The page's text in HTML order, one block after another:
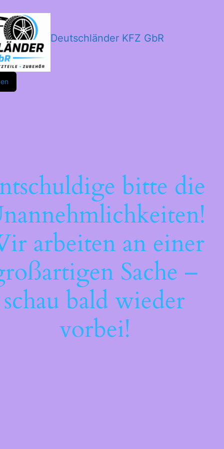
Deutschländer KFZ GbR
bitte die
arbeiten an einer
Sache –
schau bald wieder
vorbei!